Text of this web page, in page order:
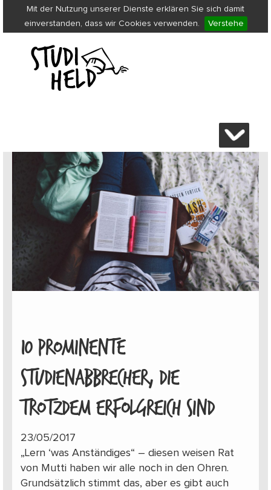
Mit der Nutzung unserer Dienste erklären Sie sich damit
einverstanden, dass wir Cookies verwenden.
Verstehe
10 PROMINENTE
STUDIENABBRECHER, DIE
TROTZDEM ERFOLGREICH SIND
23/05/2017
„Lern ‘was Anständiges“ – diesen weisen Rat
von Mutti haben wir alle noch in den Ohren.
Grundsätzlich stimmt das, aber es gibt auch